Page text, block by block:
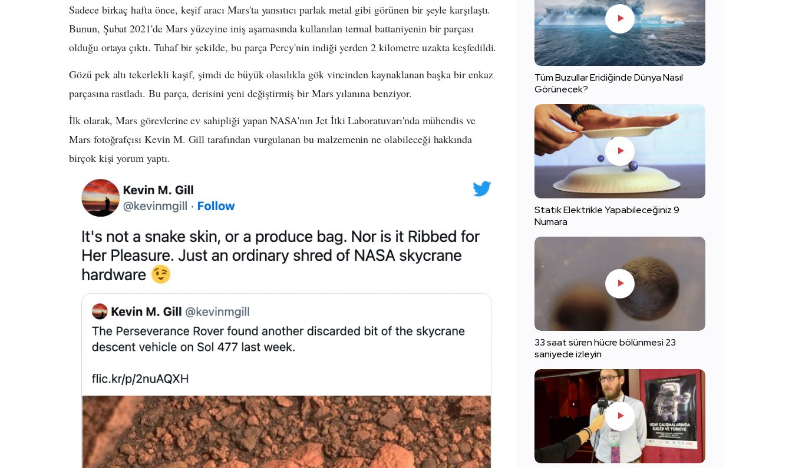
Sadece birkaç hafta önce, keşif aracı Mars'ta yansıtıcı parlak metal gibi görünen bir şeyle karşılaştı.
Bunun, Şubat 2021'de Mars yüzeyine iniş aşamasında kullanılan termal battaniyenin bir parçası
olduğu ortaya çıktı. Tuhaf bir şekilde, bu parça Percy'nin indiği yerden 2 kilometre uzakta keşfedildi.
Gözü pek altı tekerlekli kaşif, şimdi de büyük olasılıkla gök vincinden kaynaklanan başka bir enkaz
parçasına rastladı. Bu parça, derisini yeni değiştirmiş bir Mars yılanına benziyor.
İlk olarak, Mars görevlerine ev sahipliği yapan NASA'nın Jet İtki Laboratuvarı'nda mühendis ve
Mars fotoğrafçısı Kevin M. Gill tarafından vurgulanan bu malzemenin ne olabileceği hakkında
birçok kişi yorum yaptı.
Tüm Buzullar Eridiğinde Dünya Nasıl
Görünecek?
Statik Elektrikle Yapabileceğiniz 9
Numara
33 saat süren hücre bölünmesi 23
saniyede izleyin